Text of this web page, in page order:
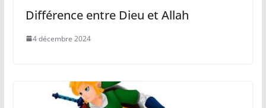
Différence entre Dieu et Allah
4 décembre 2024